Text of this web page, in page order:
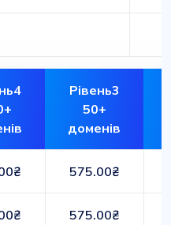
Рівень3
50+
доменів
575.00₴
575.00₴